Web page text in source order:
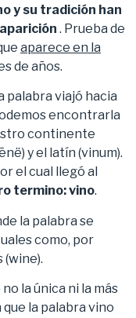
y su tradición han
. Prueba de
aparece en la
de años.
palabra viajó hacia
encontrarla
continente
y el latín (vinum).
el cual llegó al
termino: vino.
la palabra se
como, por
(wine).
la única ni la más
la palabra vino